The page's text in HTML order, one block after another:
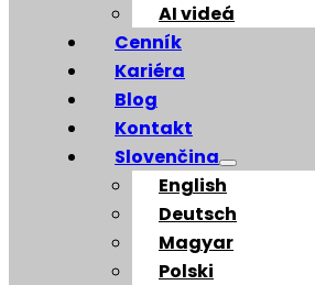
AI videá
Cenník
Kariéra
Blog
Kontakt
Slovenčina
English
Deutsch
Magyar
Polski